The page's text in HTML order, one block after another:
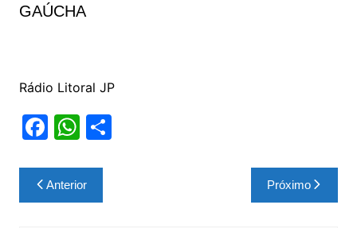
GAÚCHA
Rádio Litoral JP
F
c
e
W
at
s
S
Navegação
de
Anterior Próximo